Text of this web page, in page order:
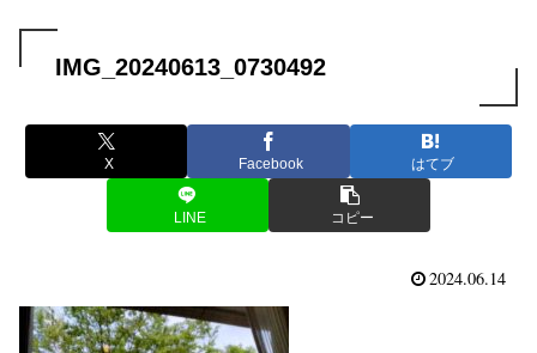
IMG_20240613_0730492
X Facebook はてブ
LINE コピー
2024.06.14